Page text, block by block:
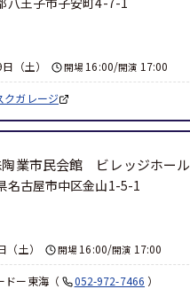
（土） 開場 16:00/開演 17:00
クガレージ
業市民会館 ビレッジホール
名古屋市中区金山1-5-1
（土） 開場 16:00/開演 17:00
ドー東海 052-972-7466